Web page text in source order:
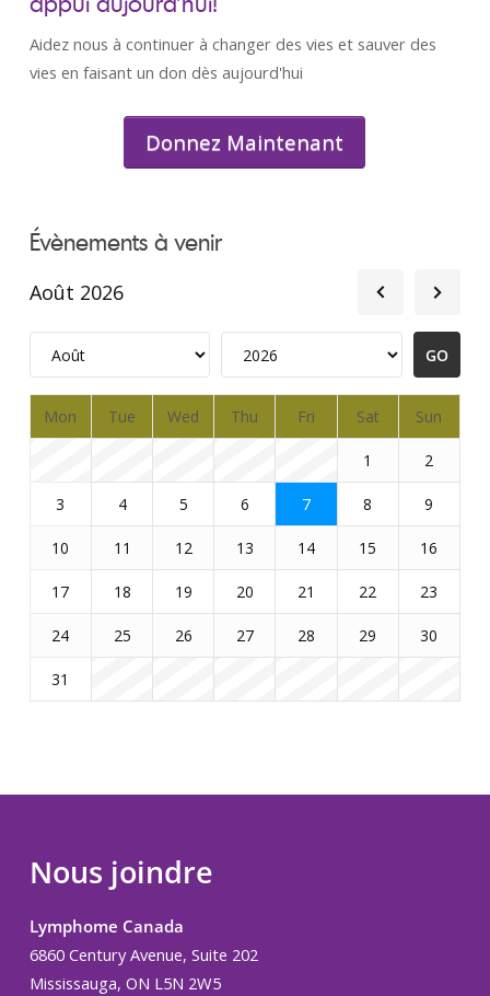
Aidez nous à continuer à changer des vies et sauver des
vies en faisant un don dès aujourd'hui
Donnez Maintenant
Évènements à venir
Août 2026
Mon Tue Wed Thu Fri Sat Sun
1 2
3 4 5 6 7 8 9
10 11 12 13 14 15 16
17 18 19 20 21 22 23
24 25 26 27 28 29 30
31
Nous joindre
Lymphome Canada
6860 Century Avenue, Suite 202
Mississauga, ON L5N 2W5